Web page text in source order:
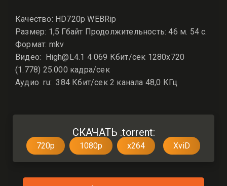
Качество: HD720p WEBRip
Размер: 1,5 Гбайт Продолжительность: 46 м. 54 с.
Формат: mkv
Видео: High@L4.1 4 069 Кбит/сек 1280x720
(1.778) 25.000 кадра/сек
Аудио ru: 384 Кбит/сек 2 канала 48,0 КГц
СКАЧАТЬ .torrent:
720p 1080p x264 XviD